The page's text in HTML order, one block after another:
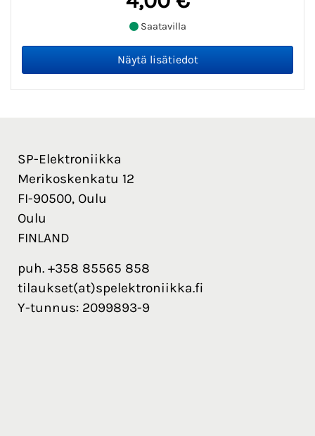
Saatavilla
SP-Elektroniikka
Merikoskenkatu 12
FI-90500, Oulu
Oulu
FINLAND
puh. +358 85565 858
tilaukset(at)spelektroniikka.fi
Y-tunnus: 2099893-9